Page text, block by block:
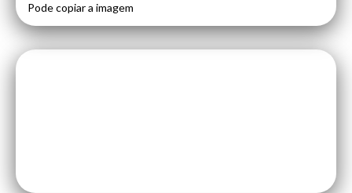
Pode copiar a imagem